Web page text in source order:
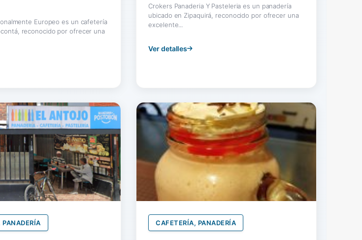
Europeo es un cafetería
reconocido por ofrecer una
Crokers Panaderia Y Pasteleria es un panadería
ubicado en Zipaquirá, reconocido por ofrecer una
excelente...
Ver detalles
CAFETERÍA, PANADERÍA